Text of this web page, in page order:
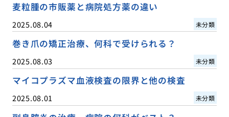
麦粒腫の市販薬と病院処方薬の違い
2025.08.04 未分類
巻き爪の矯正治療、何科で受けられる？
2025.08.03 未分類
マイコプラズマ血液検査の限界と他の検査
2025.08.01 未分類